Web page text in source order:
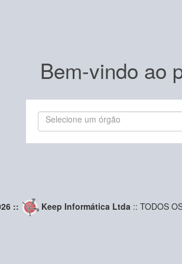
Bem-vindo ao
Selecione um órgão
:: Keep Informática Ltda :: TODOS